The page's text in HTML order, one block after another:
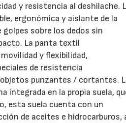
y resistencia al deshilache.
ergonómica y aislante de la
sobre los dedos sin
La panta textil
y flexibilidad,
de resistencia
punzantes / cortantes.
integrada en la propia suela,
esta suela cuenta con un
de aceites e hidrocarburos,